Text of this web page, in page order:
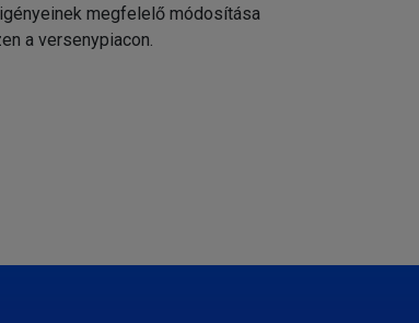
megfelelő módosítása
a versenypiacon.